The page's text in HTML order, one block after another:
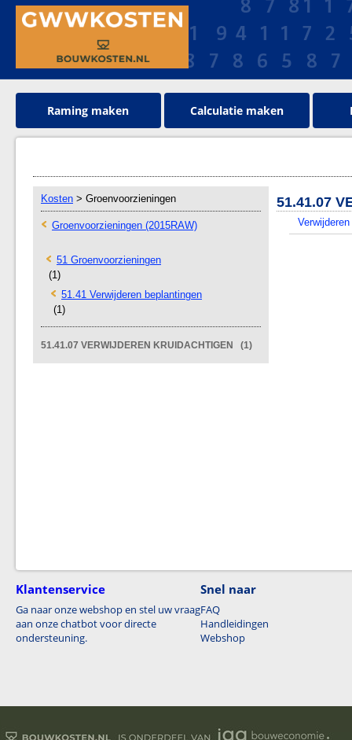
Raming maken Calculatie maken
Kosten > Groenvoorzieningen
Groenvoorzieningen (2015RAW)
51 Groenvoorzieningen
(1)
51.41 Verwijderen beplantingen
(1)
51.41.07 VERWIJDEREN KRUIDACHTIGEN (1)
51.41.07
Klantenservice
Ga naar onze webshop en stel uw vraag
aan onze chatbot voor directe
ondersteuning.
Snel naar
FAQ
Handleidingen
Webshop